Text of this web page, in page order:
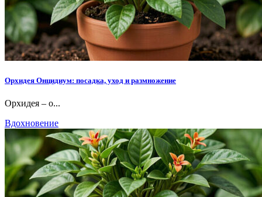
Орхидея Онцидиум: посадка, уход и размножение
Орхидея – о...
Вдохновение